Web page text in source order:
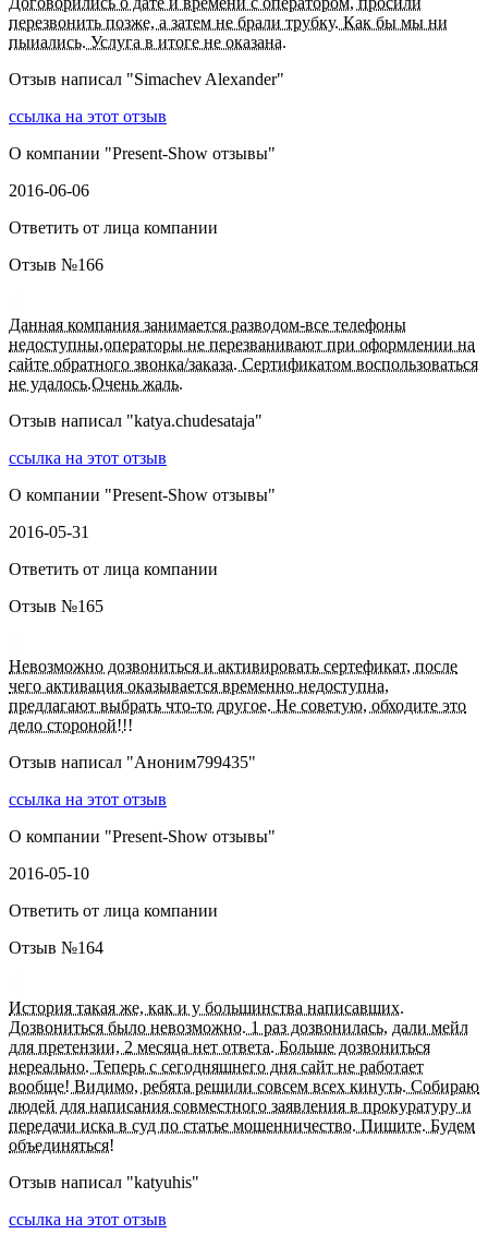
перезвонить позже, а затем не брали трубку. Как бы мы ни
пыиались. Услуга в итоге не оказана.
Отзыв написал "Simachev Alexander"
ссылка на этот отзыв
О компании "Present-Show отзывы"
2016-06-06
Ответить от лица компании
Отзыв №166
Данная компания занимается разводом-все телефоны
недоступны,операторы не перезванивают при оформлении на
сайте обратного звонка/заказа. Сертификатом воспользоваться
не удалось.Очень жаль.
Отзыв написал "katya.chudesataja"
ссылка на этот отзыв
О компании "Present-Show отзывы"
2016-05-31
Ответить от лица компании
Отзыв №165
Невозможно дозвониться и активировать сертефикат, после
чего активация оказывается временно недоступна,
предлагают выбрать что-то другое. Не советую, обходите это
дело стороной!!!
Отзыв написал "Аноним799435"
ссылка на этот отзыв
О компании "Present-Show отзывы"
2016-05-10
Ответить от лица компании
Отзыв №164
История такая же, как и у большинства написавших.
Дозвониться было невозможно. 1 раз дозвонилась, дали мейл
для претензии, 2 месяца нет ответа. Больше дозвониться
нереально. Теперь с сегодняшнего дня сайт не работает
вообще! Видимо, ребята решили совсем всех кинуть. Собираю
людей для написания совместного заявления в прокуратуру и
передачи иска в суд по статье мошенничество. Пишите. Будем
объединяться!
Отзыв написал "katyuhis"
ссылка на этот отзыв